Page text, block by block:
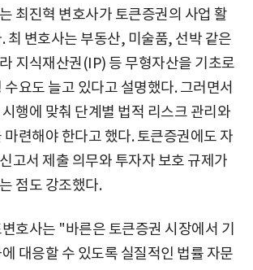
최진혁 변호사가 토큰증권의 사업 활
최 변호사는 부동산, 미술품, 선박 같은
지식재산권(IP) 등 무형자산을 기초로
수요도 늘고 있다고 설명했다. 그러면서
행에 맞춰 단계별 법적 리스크 관리와
마련해야 한다고 했다. 토큰증권에도 자
고서 제출 의무와 투자자 보호 규제가
점도 강조했다.
호사는 "바른은 토큰증권 시장에서 기
대응할 수 있도록 실질적인 법률 자문